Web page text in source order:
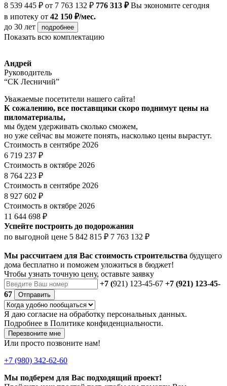
8 539 445 ₽ от 7 763 132 ₽ 776 313 ₽Вы экономите сегодня
в ипотеку от 42 150 ₽/мес.
до 30 лет
подробнее
Показать всю комплектацию
Андрей
Руководитель
“СК Лесничий”
Уважаемые посетители нашего сайта!
К сожалению, все поставщики скоро поднимут цены на
пиломатериалы,
мы будем удерживать сколько сможем,
но уже сейчас вы можете понять, насколько цены вырастут.
Стоимость в сентябре 2026
6 719 237 ₽
Стоимость в октябре 2026
8 764 223 ₽
Стоимость в сентябре 2026
8 927 602 ₽
Стоимость в октябре 2026
11 644 698 ₽
Успейте построить до подорожания
по выгодной цене 5 842 815 ₽ 7 763 132 ₽
Мы рассчитаем для Вас стоимость строительства будущего
дома бесплатно и поможем уложиться в бюджет!
Чтобы узнать точную цену, оставьте заявку
+7 (921) 123-45-67 +7 (921) 123-45-
67
Отправить
Я даю согласие на обработку персональных данных.
Подробнее в Политике конфиденциальности.
Перезвоните мне
Или просто позвоните нам!
+7 (980) 342-62-60
Мы подберем для Вас подходящий проект!